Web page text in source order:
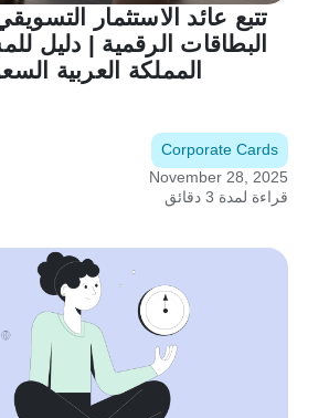
تتبع عائد الاستثمار
البطاقات الرقمية | دليل
المملكة العربية
Corporate Cards
November 28, 2025
قراءة لمدة 3 دقائق